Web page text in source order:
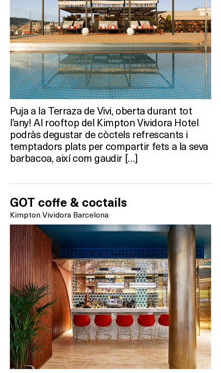
Puja a la Terraza de Vivi, oberta durant tot
l’any! Al rooftop del Kimpton Vividora Hotel
podràs degustar de còctels refrescants i
temptadors plats per compartir fets a la seva
barbacoa, així com gaudir […]
GOT coffe & coctails
Kimpton Vividora Barcelona